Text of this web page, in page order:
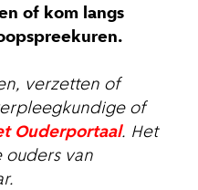
of kom langs
verzetten of
of
Ouderportaal. Het
ouders van